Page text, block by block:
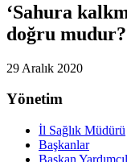
‘Sahura
doğru mudur?
29 Aralık 2020
Yönetim
İl Sağlık Müdürü
Başkanlar
Başkan